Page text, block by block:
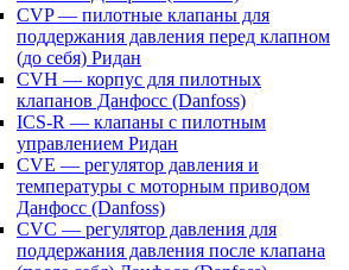
CVP — пилотные клапаны для
поддержания давления перед клапном
(до себя) Ридан
CVH — корпус для пилотных
клапанов Данфосс (Danfoss)
ICS-R — клапаны с пилотным
управлением Ридан
CVE — регулятор давления и
температуры с моторным приводом
Данфосс (Danfoss)
CVС — регулятор давления для
поддержания давления после клапана